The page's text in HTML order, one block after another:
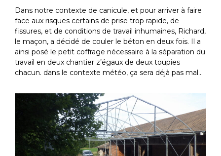
Dans notre contexte de canicule, et pour arriver à faire
face aux risques certains de prise trop rapide, de
fissures, et de conditions de travail inhumaines, Richard,
le maçon, a décidé de couler le béton en deux fois. Il a
ainsi posé le petit coffrage nécessaire à la séparation du
travail en deux chantier z’égaux de deux toupies
chacun. dans le contexte météo, ça sera déjà pas mal…